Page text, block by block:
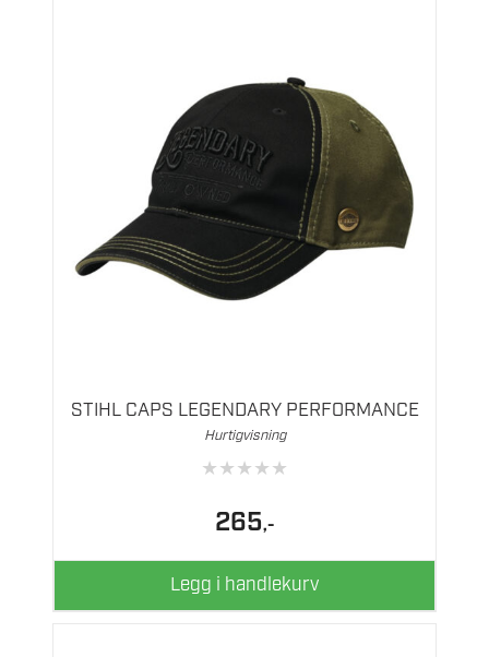
STIHL CAPS LEGENDARY PERFORMANCE
Hurtigvisning
★★★★★
265,-
Legg i handlekurv